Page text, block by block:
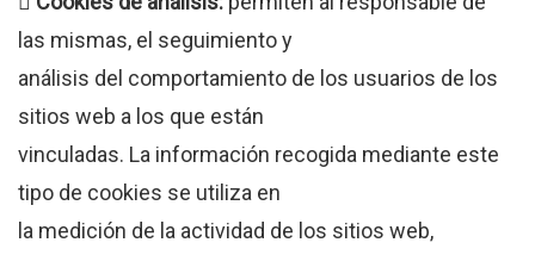
las mismas, el seguimiento y
análisis del comportamiento de los usuarios de los
sitios web a los que están
vinculadas. La información recogida mediante este
tipo de cookies se utiliza en
la medición de la actividad de los sitios web,